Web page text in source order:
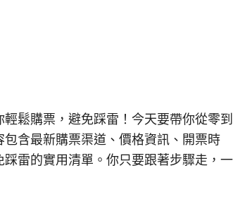
鬆購票，避免踩雷！今天要帶你從零到
含最新購票渠道、價格資訊、開票時
雷的實用清單。你只要跟著步驟走，一